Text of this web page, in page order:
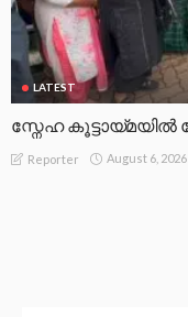
LATEST
സ്നേഹ
Reporter August 6, 2026